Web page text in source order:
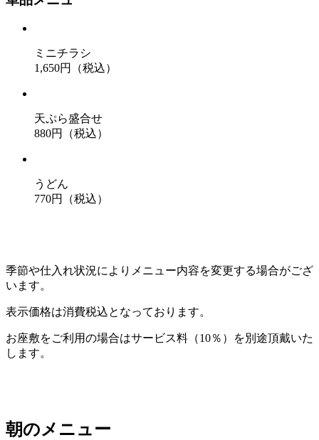
ミニチラシ
1,650円（税込）
天ぷら盛合せ
880円（税込）
うどん
770円（税込）
季節や仕入れ状況によりメニュー内容を変更する場合がござ
います。
表示価格は消費税込となっております。
お座敷をご利用の場合はサービス料（10％）を別途頂戴いた
します。
朝のメニュー